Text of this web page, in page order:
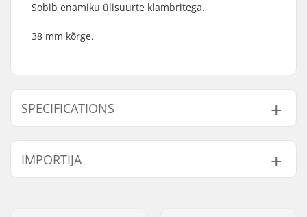
Sobib enamiku ülisuurte klambritega.
38 mm kõrge.
SPECIFICATIONS
Kompressiooni tüüp:
SCS
Starnut:
Shim pikkus:
38mm
IMPORTIJA